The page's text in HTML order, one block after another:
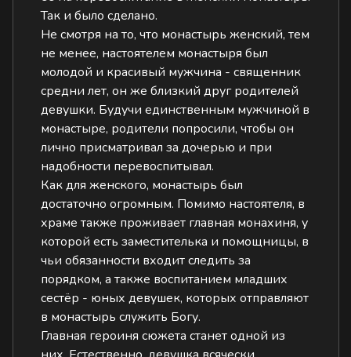
Так и было сделано.
Не смотря на то, что монастырь женский, тем
не менее, настоятелем монастыря был
молодой и красивый мужчина - священник
средни лет, он же близкий друг родителей
девушки. Будучи единственным мужчиной в
монастыре, родители попросили, чтобы он
лично присматривал за дочерью и при
надобности перевоспитывал.
Как для женского, монастырь был
достаточно огромным. Помимо настоятеля, в
храме также проживает главная монахиня, у
которой есть заместителька и помощницы, в
чьи обязанности входит следить за
порядком, а также воспитанием младших
сестёр - юных девушек, которых отправляют
в монастырь служить Богу.
Главная героиня сюжета станет одной из